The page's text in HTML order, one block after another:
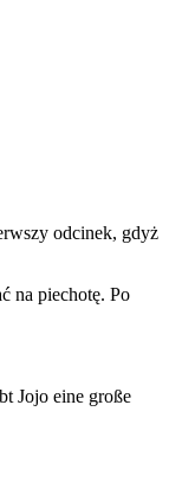
odcinek, gdyż
na piechotę. Po
Jojo eine große